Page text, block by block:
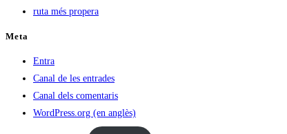
ruta més propera
Meta
Entra
Canal de les entrades
Canal dels comentaris
WordPress.org (en anglès)